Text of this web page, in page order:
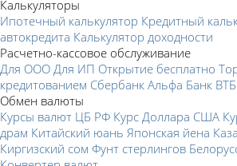
Калькуляторы
Ипотечный калькулятор Кредитный
автокредита Калькулятор доходности
Расчетно-кассовое обслуживание
Для ООО Для ИП Открытие бесплатно
кредитованием Сбербанк Альфа Банк ВТБ
Обмен валюты
Курсы валют ЦБ РФ Курс Доллара США
драм Китайский юань Японская йена
Киргизский сом Фунт стерлингов